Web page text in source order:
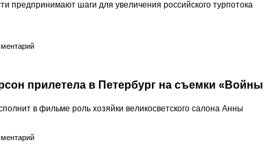
предпринимают шаги для увеличения российского турпотока
прилетела в Петербург на съемки «Войны
в фильме роль хозяйки великосветского салона Анны